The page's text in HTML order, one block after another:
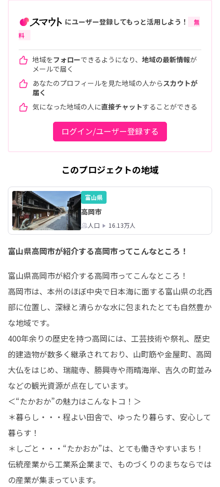
にユーザー登録してもっと活用しよう！
無
料
地域をフォローできるようになり、 地域の最新情報が
メールで届く
あなたのプロフィールを見た地域の人から スカウトが
届く
気になった地域の人に直接チャットすることができる
ログイン/ユーザー登録する
このプロジェクトの地域
富山県
高岡市
人口 16.13万人
富山県高岡市が紹介する高岡市ってこんなところ！
富山県高岡市が紹介する高岡市ってこんなところ！
高岡市は、本州のほぼ中央で日本海に面する富山県の北西
部に位置し、深緑と清らかな水に包まれたとても自然豊か
な地域です。
400年余りの歴史を持つ高岡には、工芸技術や祭礼、歴史
的建造物が数多く継承されており、山町筋や金屋町、高岡
大仏をはじめ、瑞龍寺、勝興寺や雨晴海岸、吉久の町並み
などの観光資源が点在しています。
＜“たかおか”の魅力はこんなトコ！＞
＊暮らし・・・程よい田舎で、ゆったり暮らす、安心して
暮らす！
＊しごと・・・“たかおか”は、とても働きやすいまち！
伝統産業から工業系企業まで、ものづくりのまちならでは
の産業が集まっています。